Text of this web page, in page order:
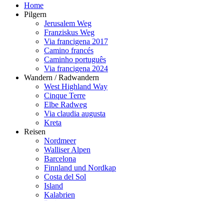
Home
Pilgern
Jerusalem Weg
Franziskus Weg
Via francigena 2017
Camino francés
Caminho português
Via francigena 2024
Wandern / Radwandern
West Highland Way
Cinque Terre
Elbe Radweg
Via claudia augusta
Kreta
Reisen
Nordmeer
Walliser Alpen
Barcelona
Finnland und Nordkap
Costa del Sol
Island
Kalabrien